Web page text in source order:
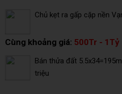
Chủ kẹt ra gấp cặp nền
Cùng khoảng giá: 500Tr -
Bán thửa đất
triệu